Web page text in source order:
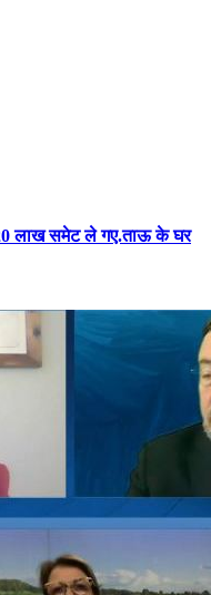
20 लाख समेट ले गए.ताऊ के घर